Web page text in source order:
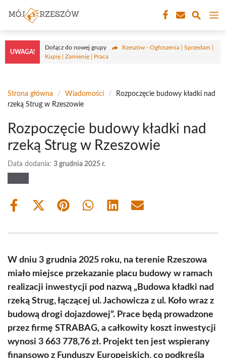
treści
UWAGA!
Dołącz do nowej grupy
Rzeszów - Ogłoszenia | Sprzedam |
Kupię | Zamienię | Praca
Strona główna / Wiadomości /
Rozpoczęcie budowy kładki nad
rzeką Strug w Rzeszowie
Rozpoczęcie budowy kładki nad
rzeką Strug w Rzeszowie
Data dodania: 3 grudnia 2025 r.
Share
Share
(Twitter)
Share Share Share Share
W dniu 3 grudnia 2025 roku, na terenie Rzeszowa
miało miejsce przekazanie placu budowy w ramach
realizacji inwestycji pod nazwą „Budowa kładki nad
rzeką Strug, łączącej ul. Jachowicza z ul. Koło wraz z
budową drogi dojazdowej”. Prace będą prowadzone
przez firmę STRABAG, a całkowity koszt inwestycji
wynosi 3 663 778,76 zł. Projekt ten jest wspierany
finansowo z Funduszy Europejskich, co podkreśla